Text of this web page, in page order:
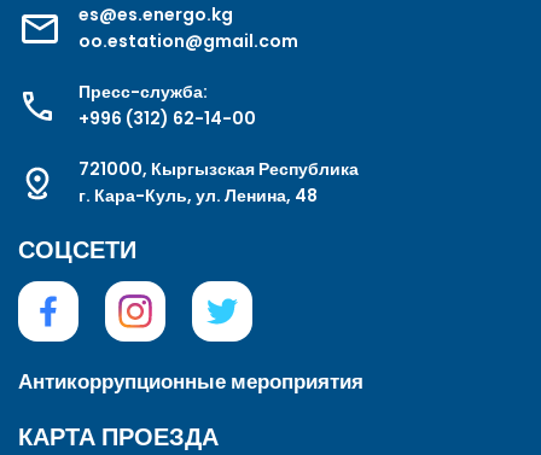
es@es.energo.kg
oo.estation@gmail.com
Пресс-служба:
+996 (312) 62-14-00
721000, Кыргызская Республика
г. Кара-Куль, ул. Ленина, 48
СОЦСЕТИ
Антикоррупционные мероприятия
КАРТА ПРОЕЗДА